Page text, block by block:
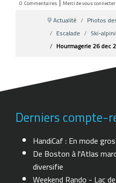
0 Commentaires Merci de vous
Actualité
Photos
Escalade
Ski-
Hourmagerie 26 dec
Derniers compte-
HandiCaf : En mode
De Boston à l'Atlas
diversifie
Weekend Rando - Lac